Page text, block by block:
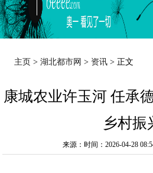
主页 >湖北都市网 > 资讯 > 正文
康城农业许玉河 任承
乡村振
来源：时间：2026-04-28